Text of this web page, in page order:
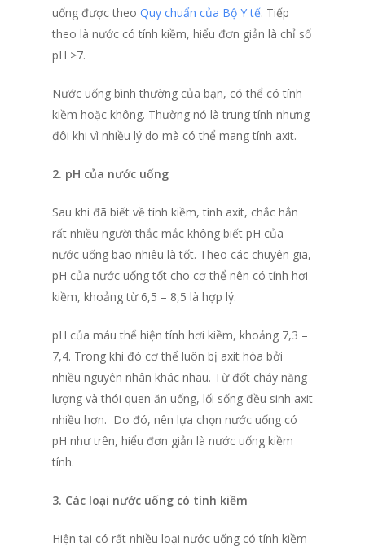
uống được theo Quy chuẩn của Bộ Y tế. Tiếp
theo là nước có tính kiềm, hiểu đơn giản là chỉ số
pH >7.
Nước uống bình thường của bạn, có thể có tính
kiềm hoặc không. Thường nó là trung tính nhưng
đôi khi vì nhiều lý do mà có thể mang tính axit.
2. pH của nước uống
Sau khi đã biết về tính kiềm, tính axit, chắc hẳn
rất nhiều người thắc mắc không biết pH của
nước uống bao nhiêu là tốt. Theo các chuyên gia,
pH của nước uống tốt cho cơ thể nên có tính hơi
kiềm, khoảng từ 6,5 – 8,5 là hợp lý.
pH của máu thể hiện tính hơi kiềm, khoảng 7,3 –
7,4. Trong khi đó cơ thể luôn bị axit hòa bởi
nhiều nguyên nhân khác nhau. Từ đốt cháy năng
lượng và thói quen ăn uống, lối sống đều sinh axit
nhiều hơn. Do đó, nên lựa chọn nước uống có
pH như trên, hiểu đơn giản là nước uống kiềm
tính.
3. Các loại nước uống có tính kiềm
Hiện tại có rất nhiều loại nước uống có tính kiềm